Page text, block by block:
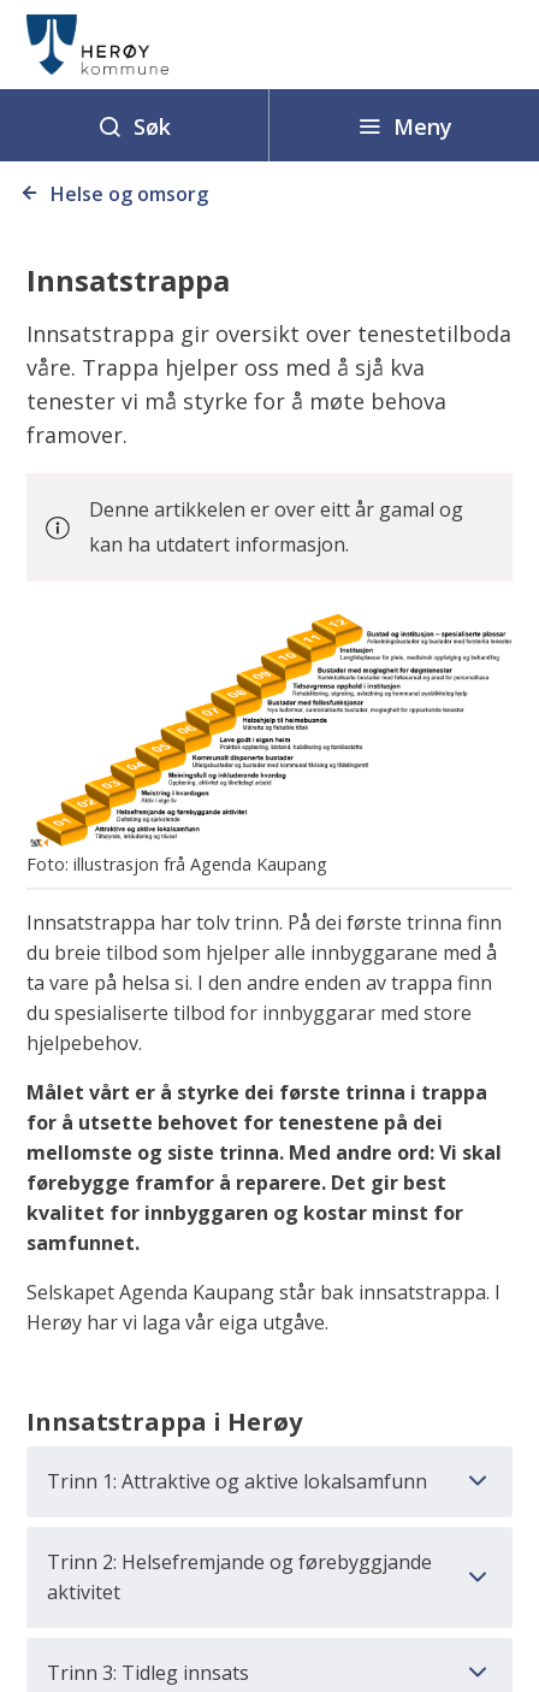
e
r
ø
y
k
m
m
u
n
e
Søk Meny
Du Helse og omsorg
Innsatstrappa
Innsatstrappa gir oversikt over tenestetilboda
våre. Trappa hjelper oss med å sjå kva
tenester vi må styrke for å møte behova
framover.
Denne artikkelen er over eitt år gamal og
kan ha utdatert informasjon.
illustrasjon frå Agenda Kaupang
Innsatstrappa har tolv trinn. På dei første trinna finn
du breie tilbod som hjelper alle innbyggarane med å
ta vare på helsa si. I den andre enden av trappa finn
du spesialiserte tilbod for innbyggarar med store
hjelpebehov.
Målet vårt er å styrke dei første trinna i trappa
for å utsette behovet for tenestene på dei
mellomste og siste trinna. Med andre ord: Vi skal
førebygge framfor å reparere. Det gir best
kvalitet for innbyggaren og kostar minst for
samfunnet.
Selskapet Agenda Kaupang står bak innsatstrappa. I
Herøy har vi laga vår eiga utgåve.
Innsatstrappa i Herøy
Trinn 1: Attraktive og aktive lokalsamfunn
Trinn 2: Helsefremjande og førebyggjande
aktivitet
Trinn 3: Tidleg innsats